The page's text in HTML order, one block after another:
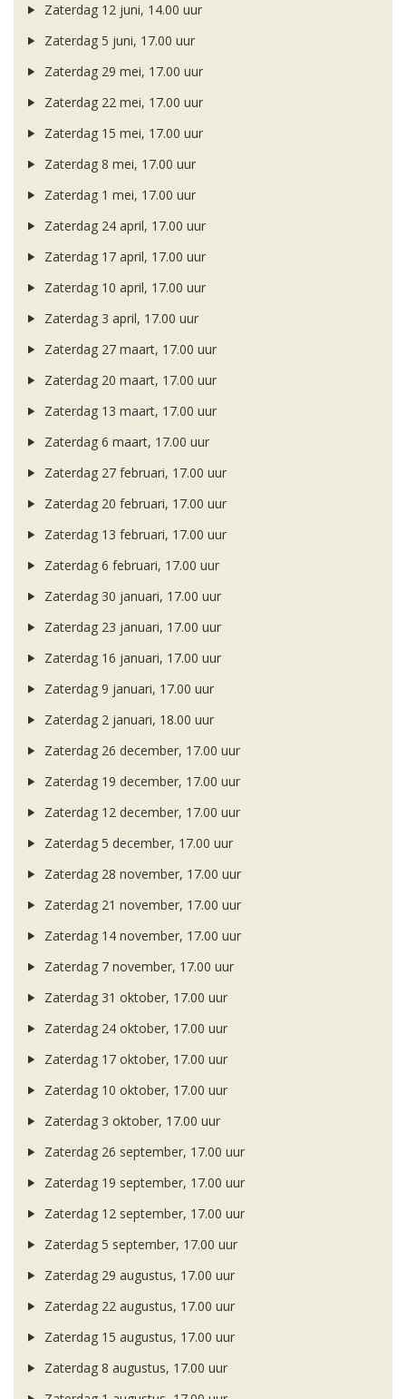
Zaterdag 12 juni, 14.00 uur
Zaterdag 5 juni, 17.00 uur
Zaterdag 29 mei, 17.00 uur
Zaterdag 22 mei, 17.00 uur
Zaterdag 15 mei, 17.00 uur
Zaterdag 8 mei, 17.00 uur
Zaterdag 1 mei, 17.00 uur
Zaterdag 24 april, 17.00 uur
Zaterdag 17 april, 17.00 uur
Zaterdag 10 april, 17.00 uur
Zaterdag 3 april, 17.00 uur
Zaterdag 27 maart, 17.00 uur
Zaterdag 20 maart, 17.00 uur
Zaterdag 13 maart, 17.00 uur
Zaterdag 6 maart, 17.00 uur
Zaterdag 27 februari, 17.00 uur
Zaterdag 20 februari, 17.00 uur
Zaterdag 13 februari, 17.00 uur
Zaterdag 6 februari, 17.00 uur
Zaterdag 30 januari, 17.00 uur
Zaterdag 23 januari, 17.00 uur
Zaterdag 16 januari, 17.00 uur
Zaterdag 9 januari, 17.00 uur
Zaterdag 2 januari, 18.00 uur
Zaterdag 26 december, 17.00 uur
Zaterdag 19 december, 17.00 uur
Zaterdag 12 december, 17.00 uur
Zaterdag 5 december, 17.00 uur
Zaterdag 28 november, 17.00 uur
Zaterdag 21 november, 17.00 uur
Zaterdag 14 november, 17.00 uur
Zaterdag 7 november, 17.00 uur
Zaterdag 31 oktober, 17.00 uur
Zaterdag 24 oktober, 17.00 uur
Zaterdag 17 oktober, 17.00 uur
Zaterdag 10 oktober, 17.00 uur
Zaterdag 3 oktober, 17.00 uur
Zaterdag 26 september, 17.00 uur
Zaterdag 19 september, 17.00 uur
Zaterdag 12 september, 17.00 uur
Zaterdag 5 september, 17.00 uur
Zaterdag 29 augustus, 17.00 uur
Zaterdag 22 augustus, 17.00 uur
Zaterdag 15 augustus, 17.00 uur
Zaterdag 8 augustus, 17.00 uur